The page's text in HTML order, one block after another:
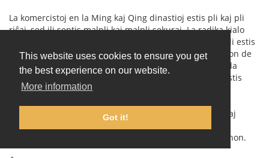
This website uses cookies to ensure you get
the best experience on our website.
More information
Got it!
La komercistoj en la Ming kaj Qing dinastioj estis pli kaj pli
riĉaj, sed ili sentis malpli kaj malpli sekuraj. La radika kialo
estis ke ekde intelektuloj ĝis ili mem, neniuj pensis ke ili estis
sendependa socia klaso, kaj ili neniam formis la konscion de
komerca klaso. Kiel unu historiisto diris ke la plej granda
sukceso de ĉinaj komercistoj estas ke iliaj idoj ne plu estis
komercistoj. Post kiam ili riĉiĝis, ili ofte faris :
2. Eduki idojn kiuj ricevos ekzamenojn por esti registaraj
3. Rekonstrui la familian arbon, por honorigi sian devenon.